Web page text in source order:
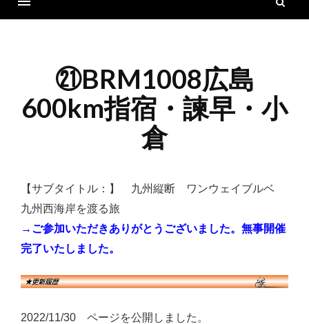
㉑BRM1008広島
600km指宿・諫早・小
倉
【サブタイトル：】 九州縦断 ワンウェイブルベ
九州西海岸を渡る旅
→ご参加いただきありがとうございました。無事開催
完了いたしました。
2022/11/30 ページを公開しました。